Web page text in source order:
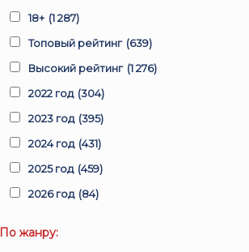
18+ (1 287)
Топовый рейтинг (639)
Высокий рейтинг (1 276)
2022 год (304)
2023 год (395)
2024 год (431)
2025 год (459)
2026 год (84)
По жанру: